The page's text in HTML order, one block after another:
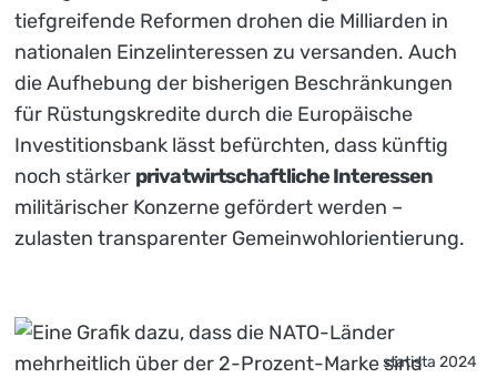
tiefgreifende Reformen drohen die Milliarden in
nationalen Einzelinteressen zu versanden. Auch
die Aufhebung der bisherigen Beschränkungen
für Rüstungskredite durch die Europäische
Investitionsbank lässt befürchten, dass künftig
noch stärker privatwirtschaftliche Interessen
militärischer Konzerne gefördert werden –
zulasten transparenter Gemeinwohlorientierung.
statista 2024